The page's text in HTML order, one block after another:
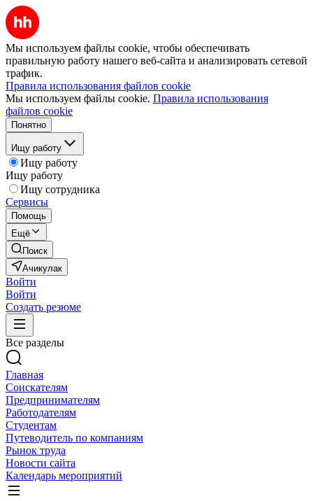
Мы используем файлы cookie, чтобы обеспечивать
правильную работу нашего веб-сайта и анализировать сетевой
трафик.
Правила использования файлов cookie
Мы используем файлы cookie. Правила использования
файлов cookie
Понятно
Ищу работу
Ищу работу
Ищу работу
Ищу сотрудника
Сервисы
Помощь
Ещё
Поиск
Ачикулак
Войти
Войти
Создать резюме
Все разделы
Главная
Соискателям
Предпринимателям
Работодателям
Студентам
Путеводитель по компаниям
Рынок труда
Новости сайта
Календарь мероприятий